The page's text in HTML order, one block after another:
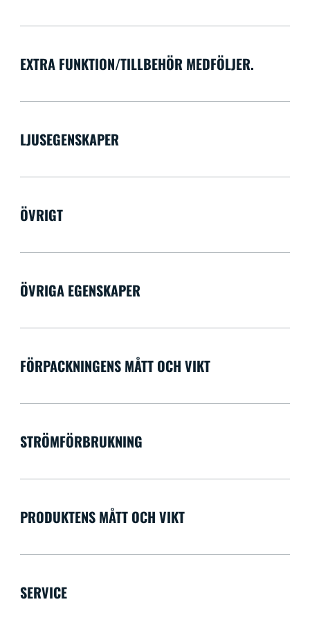
EXTRA FUNKTION/TILLBEHÖR MEDFÖLJER.
LJUSEGENSKAPER
ÖVRIGT
ÖVRIGA EGENSKAPER
FÖRPACKNINGENS MÅTT OCH VIKT
STRÖMFÖRBRUKNING
PRODUKTENS MÅTT OCH VIKT
SERVICE